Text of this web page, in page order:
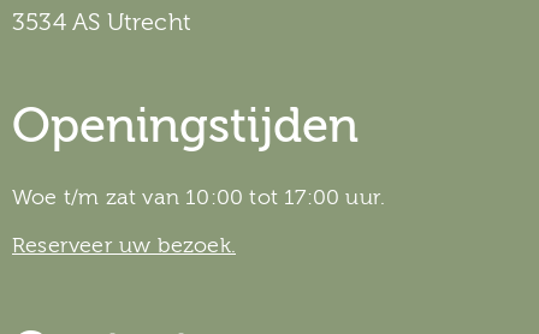
3534 AS Utrecht
Openingstijden
Woe t/m zat van 10:00 tot 17:00 uur.
Reserveer uw bezoek.